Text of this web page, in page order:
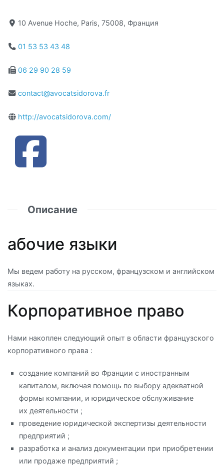
10 Avenue Hoche, Paris, 75008, Франция
01 53 53 43 48
06 29 90 28 59
contact@avocatsidorova.fr
http://avocatsidorova.com/
Описание
абочие языки
Мы ведем работу на русском, французском и английском
языках.
Корпоративное право
Нами накоплен следующий опыт в области французского
корпоративного права :
создание компаний во Франции с иностранным
капиталом, включая помощь по выбору адекватной
формы компании, и юридическое обслуживание
их деятельности ;
проведение юридической экспертизы деятельности
предприятий ;
разработка и анализ документации при приобретении
или продаже предприятий ;